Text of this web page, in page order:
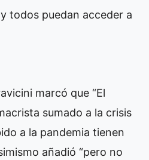
todos puedan acceder a
marcó que “El
sumado a la crisis
a la pandemia tienen
añadió “pero no